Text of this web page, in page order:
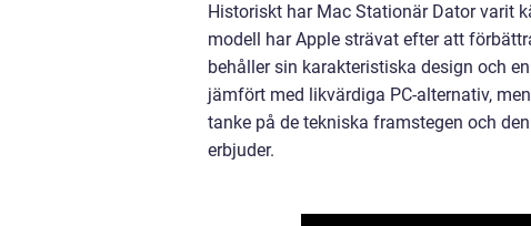
Historiskt har Mac Stationär Dator varit
modell har Apple strävat efter att
behåller sin karakteristiska design och
jämfört med likvärdiga PC-alternativ,
tanke på de tekniska framstegen och
erbjuder.